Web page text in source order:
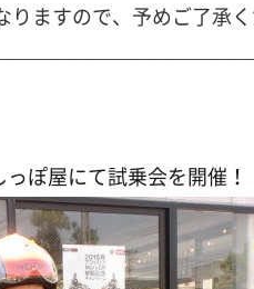
ますので、予めご了承く
っぽ屋にて試乗会を開催！